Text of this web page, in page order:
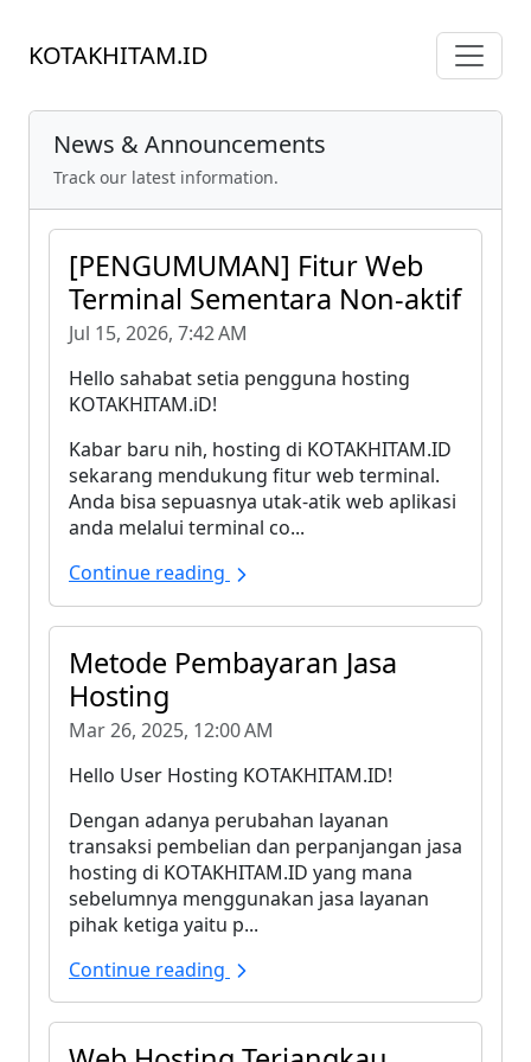
KOTAKHITAM.ID
News & Announcements
Track our latest information.
[PENGUMUMAN] Fitur Web
Terminal Sementara Non-aktif
Jul 15, 2026, 7:42 AM
Hello sahabat setia pengguna hosting
KOTAKHITAM.iD!
Kabar baru nih, hosting di KOTAKHITAM.ID
sekarang mendukung fitur web terminal.
Anda bisa sepuasnya utak-atik web aplikasi
anda melalui terminal co...
Continue reading
Metode Pembayaran Jasa
Hosting
Mar 26, 2025, 12:00 AM
Hello User Hosting KOTAKHITAM.ID!
Dengan adanya perubahan layanan
transaksi pembelian dan perpanjangan jasa
hosting di KOTAKHITAM.ID yang mana
sebelumnya menggunakan jasa layanan
pihak ketiga yaitu p...
Continue reading